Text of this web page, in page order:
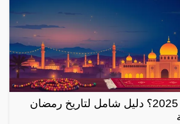
متى رمضان 2025؟ دليل شامل لتاريخ رمضان